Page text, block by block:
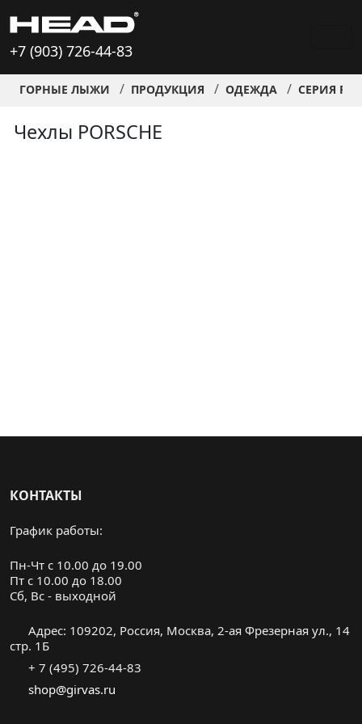
+7 (903) 726-44-83
ГОРНЫЕ ЛЫЖИ ПРОДУКЦИЯ ОДЕЖДА СЕРИЯ
Чехлы PORSCHE
КОНТАКТЫ
График работы:
Пн-Чт с 10.00 до 19.00
Пт с 10.00 до 18.00
Cб, Вс - выходной
Адрес: 109202, Россия, Москва, 2-ая Фрезерная ул., 14
стр. 1Б
+ 7 (495) 726-44-83
shop@girvas.ru